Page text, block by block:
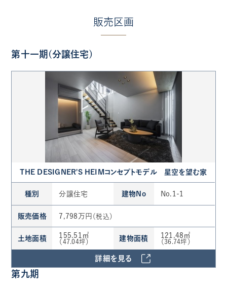
販売区画
第十一期(分譲住宅)
THE DESIGNER'S HEIMコンセプトモデル 星空を望む家
種別 分譲住宅 建物No No.1-1
販売価格 7,798万円 （税込）
土地面積 155.51㎡
（47.04坪） 建物面積 121.48㎡
（36.74坪）
詳細を見る
第九期